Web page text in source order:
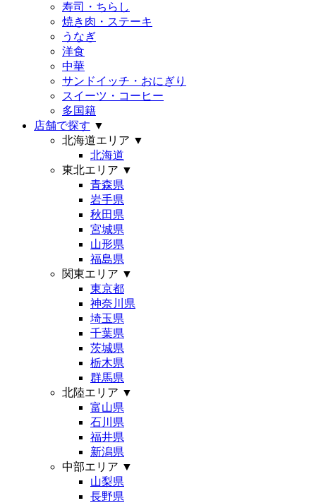
寿司・ちらし
焼き肉・ステーキ
うなぎ
洋食
中華
サンドイッチ・おにぎり
スイーツ・コーヒー
多国籍
店舗で探す ▼
北海道エリア ▼
北海道
東北エリア ▼
青森県
岩手県
秋田県
宮城県
山形県
福島県
関東エリア ▼
東京都
神奈川県
埼玉県
千葉県
茨城県
栃木県
群馬県
北陸エリア ▼
富山県
石川県
福井県
新潟県
中部エリア ▼
山梨県
長野県